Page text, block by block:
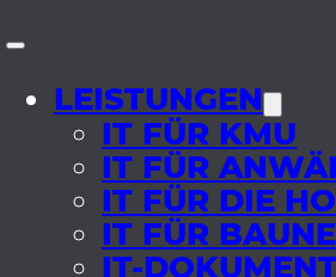
LEISTUNGEN
IT FÜR KMU
IT FÜR
IT FÜR DIE
IT FÜR
IT-